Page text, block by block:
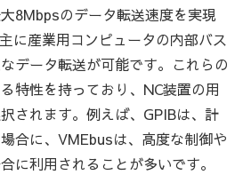
8Mbpsのデータ転送速度を実現
に産業用コンピュータの内部バス
データ転送が可能です。これらの
特性を持っており、NC装置の用
されます。例えば、GPIBは、計
合に、VMEbusは、高度な制御や
に利用されることが多いです。